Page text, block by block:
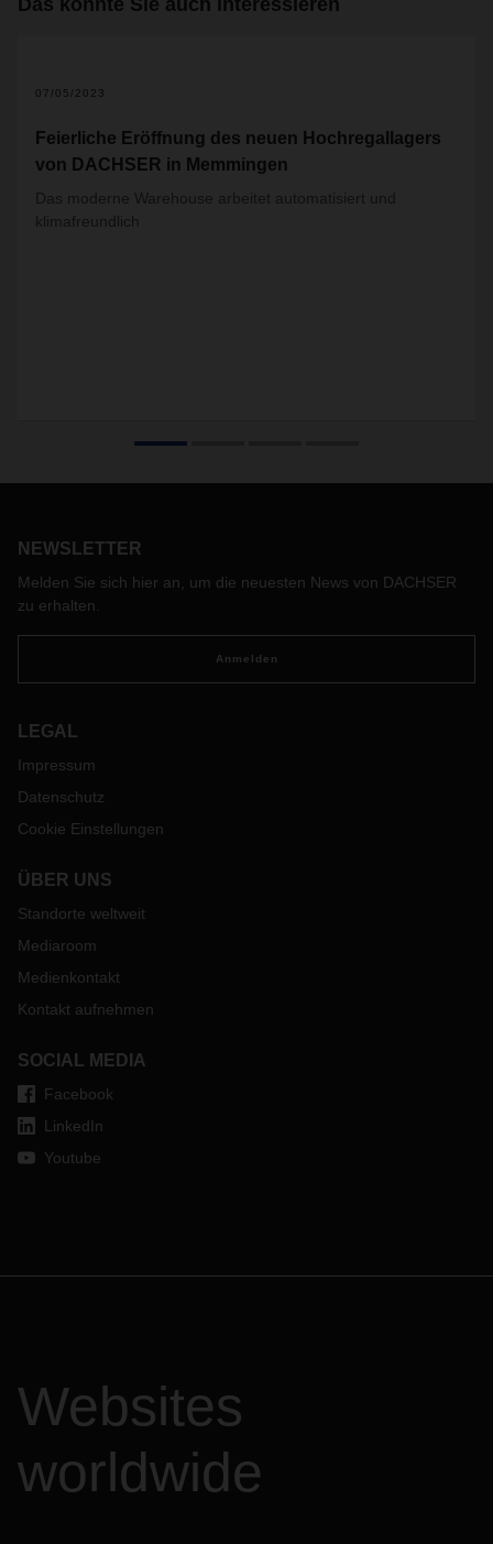
Das könnte Sie auch interessieren
07/05/2023
Feierliche Eröffnung des neuen Hochregallagers
von DACHSER in Memmingen
Das moderne Warehouse arbeitet automatisiert und
klimafreundlich
NEWSLETTER
Melden Sie sich hier an, um die neuesten News von DACHSER
zu erhalten.
Anmelden
LEGAL
Impressum
Datenschutz
Cookie Einstellungen
ÜBER UNS
Standorte weltweit
Mediaroom
Medienkontakt
Kontakt aufnehmen
SOCIAL MEDIA
Facebook
LinkedIn
Youtube
Websites
worldwide